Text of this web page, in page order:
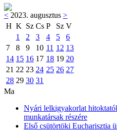
< 2023. augusztus >
H K Sz Cs P Sz V
1
2 3 4 5
6
7
8 9 10 11 12 13
14 15 16 17 18 19 20
21 22 23 24 25 26 27
28 29 30 31
Ma
Nyári lelkigyakorlat
munkatársak részére
Első csütörtöki Eucharisztia